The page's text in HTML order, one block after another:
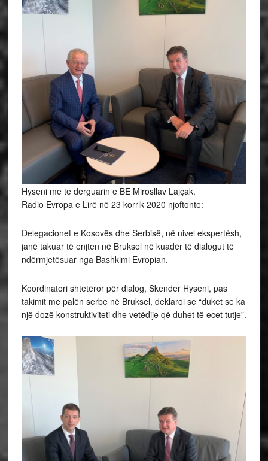
Hyseni me te derguarin e BE Mirosllav Lajçak.
Radio Evropa e Lirë në 23 korrik 2020 njoftonte:
Delegacionet e Kosovës dhe Serbisë, në nivel ekspertësh,
janë takuar të enjten në Bruksel në kuadër të dialogut të
ndërmjetësuar nga Bashkimi Evropian.
Koordinatori shtetëror për dialog, Skender Hyseni, pas
takimit me palën serbe në Bruksel, deklaroi se “duket se ka
një dozë konstruktiviteti dhe vetëdije që duhet të ecet tutje”.